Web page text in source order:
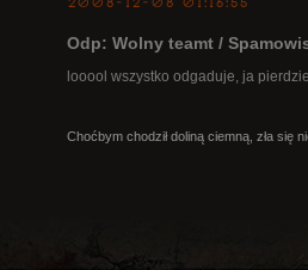
Odp: Wolny teamt /
looool wszystko odgaduje, ja
Choćbym chodził doliną ciemną, zła się